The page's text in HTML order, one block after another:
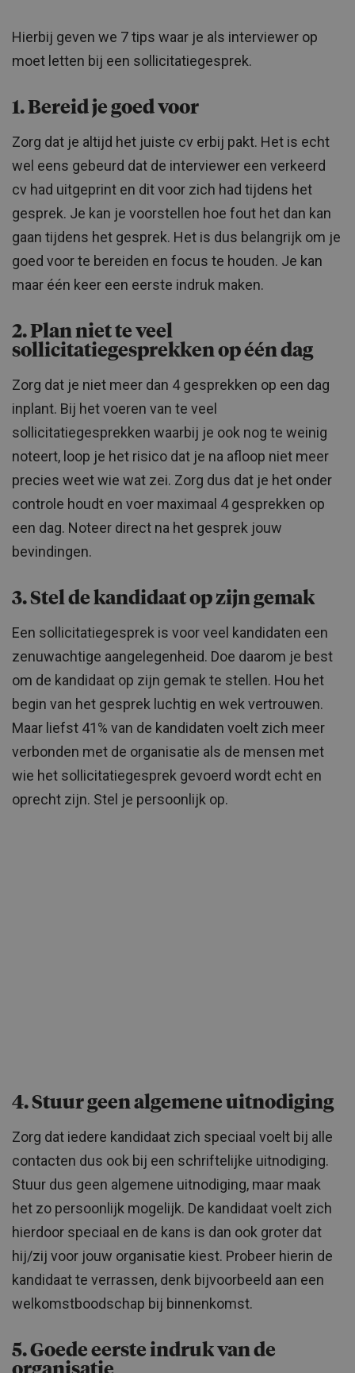
Hierbij geven we 7 tips waar je als interviewer op
moet letten bij een sollicitatiegesprek.
1. Bereid je goed voor
Zorg dat je altijd het juiste cv erbij pakt. Het is echt
wel eens gebeurd dat de interviewer een verkeerd
cv had uitgeprint en dit voor zich had tijdens het
gesprek. Je kan je voorstellen hoe fout het dan kan
gaan tijdens het gesprek. Het is dus belangrijk om je
goed voor te bereiden en focus te houden. Je kan
maar één keer een eerste indruk maken.
2. Plan niet te veel
sollicitatiegesprekken op één dag
Zorg dat je niet meer dan 4 gesprekken op een dag
inplant. Bij het voeren van te veel
sollicitatiegesprekken waarbij je ook nog te weinig
noteert, loop je het risico dat je na afloop niet meer
precies weet wie wat zei. Zorg dus dat je het onder
controle houdt en voer maximaal 4 gesprekken op
een dag. Noteer direct na het gesprek jouw
bevindingen.
3. Stel de kandidaat op zijn gemak
Een sollicitatiegesprek is voor veel kandidaten een
zenuwachtige aangelegenheid. Doe daarom je best
om de kandidaat op zijn gemak te stellen. Hou het
begin van het gesprek luchtig en wek vertrouwen.
Maar liefst 41% van de kandidaten voelt zich meer
verbonden met de organisatie als de mensen met
wie het sollicitatiegesprek gevoerd wordt echt en
oprecht zijn. Stel je persoonlijk op.
4. Stuur geen algemene uitnodiging
Zorg dat iedere kandidaat zich speciaal voelt bij alle
contacten dus ook bij een schriftelijke uitnodiging.
Stuur dus geen algemene uitnodiging, maar maak
het zo persoonlijk mogelijk. De kandidaat voelt zich
hierdoor speciaal en de kans is dan ook groter dat
hij/zij voor jouw organisatie kiest. Probeer hierin de
kandidaat te verrassen, denk bijvoorbeeld aan een
welkomstboodschap bij binnenkomst.
5. Goede eerste indruk van de